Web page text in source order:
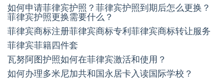
如何申请菲律宾护照？菲律宾护照到期后怎么更换？
菲律宾护照更换需要什么？
菲律宾商标注册菲律宾商标专利菲律宾商标转让服务
菲律宾菲籍四件套
瓦努阿图护照如何在菲律宾激活和使用？
如何办理多米尼加共和国永居卡入读国际学校？